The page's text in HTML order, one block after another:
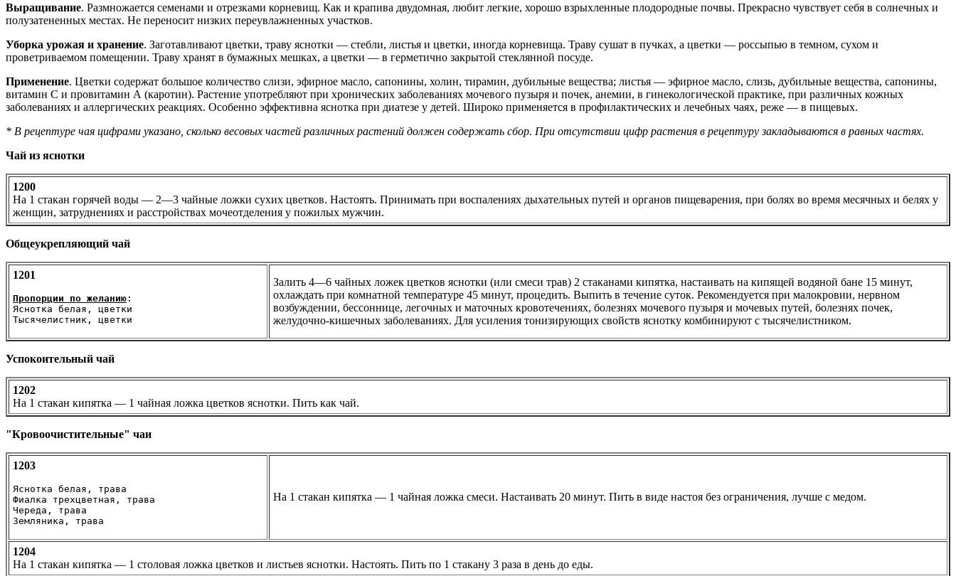
Выращивание. Размножается семенами и отрезками корневищ. Как и крапива двудомная, любит легкие, хорошо взрыхленные плодородные почвы. Прекрасно чувствует себя в солнечных и
полузатененных местах. Не переносит низких переувлажненных участков.
Уборка урожая и хранение. Заготавливают цветки, траву яснотки — стебли, листья и цветки, иногда корневища. Траву сушат в пучках, а цветки — россыпью в темном, сухом и
проветриваемом помещении. Траву хранят в бумажных мешках, а цветки — в герметично закрытой стеклянной посуде.
Применение. Цветки содержат большое количество слизи, эфирное масло, сапонины, холин, тирамин, дубильные вещества; листья — эфирное масло, слизь, дубильные вещества, сапонины,
витамин С и провитамин А (каротин). Растение употребляют при хронических заболеваниях мочевого пузыря и почек, анемии, в гинекологической практике, при различных кожных
заболеваниях и аллергических реакциях. Особенно эффективна яснотка при диатезе у детей. Широко применяется в профилактических и лечебных чаях, реже — в пищевых.
* В рецептуре чая цифрами указано, сколько весовых частей различных растений должен содержать сбор. При отсутствии цифр растения в рецептуру закладываются в равных частях.
Чай из яснотки
1200
На 1 стакан горячей воды — 2—3 чайные ложки сухих цветков. Настоять. Принимать при воспалениях дыхательных путей и органов пищеварения, при болях во время месячных и белях у
женщин, затруднениях и расстройствах мочеотделения у пожилых мужчин.
Общеукрепляющий чай
1201
Пропорции по желанию :
Яснотка белая, цветки
Тысячелистник, цветки
Залить 4—6 чайных ложек цветков яснотки (или смеси трав) 2 стаканами кипятка, настаивать на кипящей водяной бане 15 минут,
охлаждать при комнатной температуре 45 минут, процедить. Выпить в течение суток. Рекомендуется при малокровии, нервном
возбуждении, бессоннице, легочных и маточных кровотечениях, болезнях мочевого пузыря и мочевых путей, болезнях почек,
желудочно-кишечных заболеваниях. Для усиления тонизирующих свойств яснотку комбинируют с тысячелистником.
Успокоительный чай
1202
На 1 стакан кипятка — 1 чайная ложка цветков яснотки. Пить как чай.
"Кровоочистительные" чаи
1203
Яснотка белая, трава
Фиалка трехцветная, трава
Череда, трава
Земляника, трава
На 1 стакан кипятка — 1 чайная ложка смеси. Настаивать 20 минут. Пить в виде настоя без ограничения, лучше с медом.
1204
На 1 стакан кипятка — 1 столовая ложка цветков и листьев яснотки. Настоять. Пить по 1 стакану 3 раза в день до еды.